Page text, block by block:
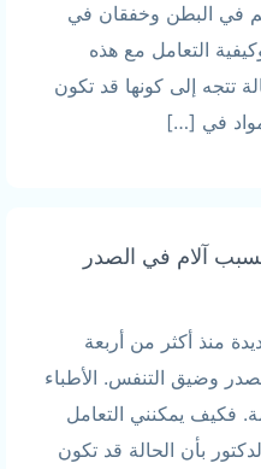
في البطن وخفقان في
التعامل مع هذه
تتجه إلى كونها قد تكون
في […]
آلام في الصدر
منذ أكثر من أربعة
وضيق التنفس. الأطباء
فكيف يمكنني التعامل
بأن الحالة قد تكون